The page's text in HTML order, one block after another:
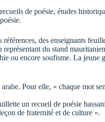
de poésie, études
des enseignants
du stand
ou encore soufisme. La
Pour elle, « chaque mot
un recueil de poésie
de fraternité et de culture ».